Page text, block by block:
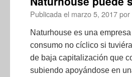
Publicada el marzo 5, 2017por
Naturhouse es una
consumo no cíclico si
de baja capitalización que
subiendo apoyándose en